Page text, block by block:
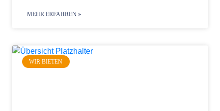
MEHR ERFAHREN »
WIR BIETEN